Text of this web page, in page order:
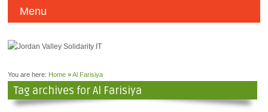
Menu
You are here: Home »Al Farisiya
Tag archives for Al Farisiya